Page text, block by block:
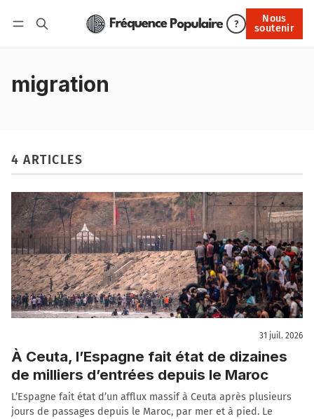
?
Nous
soutenir
Nous soutenir
migration
4 ARTICLES
31 juil. 2026
À Ceuta, l’Espagne fait état de dizaines
de milliers d’entrées depuis le Maroc
L’Espagne fait état d’un afflux massif à Ceuta après plusieurs
jours de passages depuis le Maroc, par mer et à pied. Le